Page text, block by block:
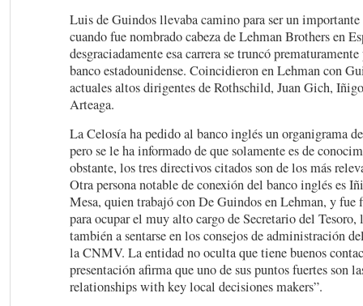
Luis de Guindos llevaba camino para ser un
cuando fue nombrado cabeza de Lehman Brothers en
desgraciadamente esa carrera se truncó
banco estadounidense. Coincidieron en Lehman con
actuales altos dirigentes de Rothschild, Juan Gich,
Arteaga.
La Celosía ha pedido al banco inglés un organigrama
pero se le ha informado de que solamente es de
obstante, los tres directivos citados son de los más
Otra persona notable de conexión del banco inglés es
Mesa, quien trabajó con De Guindos en Lehman, y
para ocupar el muy alto cargo de Secretario del
también a sentarse en los consejos de administración
la CNMV. La entidad no oculta que tiene buenos
presentación afirma que uno de sus puntos fuertes son
relationships with key local decisiones makers”.